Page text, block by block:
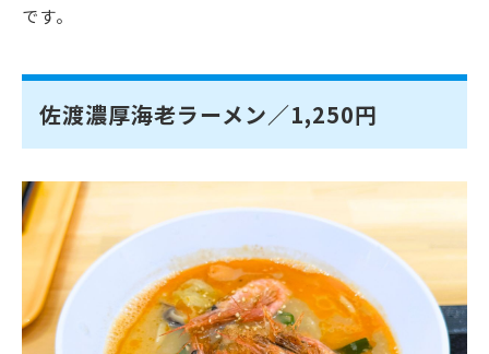
です。
佐渡濃厚海老ラーメン／1,250円